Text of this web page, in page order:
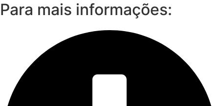
Para mais informações: